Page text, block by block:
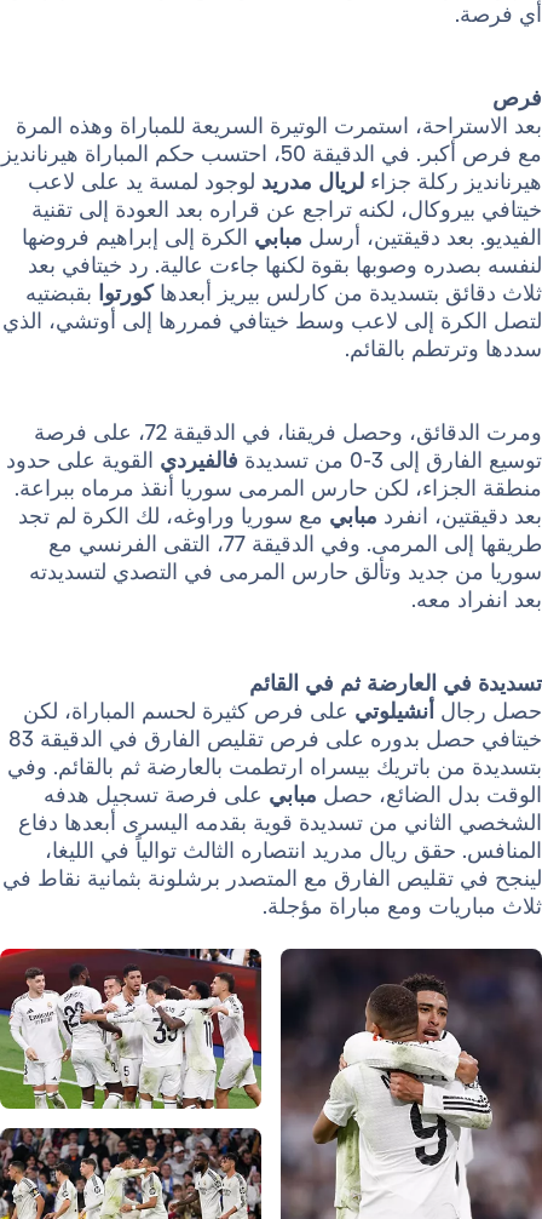
استمرت الوتيرة السريعة للمباراة وهذه المرة
مع فرص أكبر. في الدقيقة 50، احتسب حكم المباراة هيرنانديز
جزاء لريال مدريد لوجود لمسة يد على لاعب
لكنه تراجع عن قراره بعد العودة إلى تقنية
دقيقتين، أرسلمبابيالكرة إلى إبراهيم فروضها
وصوبها بقوة لكنها جاءت عالية. رد خيتافي بعد
بتسديدة من كارلس بيريز أبعدها كورتوابقبضتيه
إلى لاعب وسط خيتافي فمررها إلى أوتشي، الذي
بالقائم.
ومرت الدقائق، وحصل فريقنا، في الدقيقة 72، على فرصة
0 من تسديدة
فالفيرديالقوية على حدود
لكن حارس المرمى سوريا أنقذ مرماه ببراعة.
انفردمبابيمع سوريا وراوغه، لك الكرة لم تجد
طريقها إلى المرمى. وفي الدقيقة 77، التقى الفرنسي مع
وتألق حارس المرمى في التصدي لتسديدته
معه.
العارضة ثم في القائم
أنشيلوتي على فرص كثيرة لحسم المباراة، لكن
خيتافي حصل بدوره على فرص تقليص الفارق في الدقيقة 83
باتريك بيسراه ارتطمت بالعارضة ثم بالقائم. وفي
الضائع، حصلمبابيعلى فرصة تسجيل هدفه
من تسديدة قوية بقدمه اليسرى أبعدها دفاع
ريال مدريد انتصاره الثالث توالياً في الليغا،
الفارق مع المتصدر برشلونة بثمانية نقاط في
ومع مباراة مؤجلة.
صورة: Real Madrid